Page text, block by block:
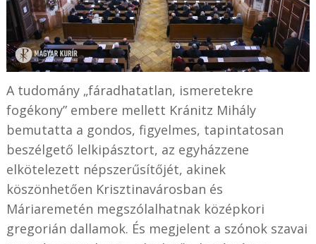
A tudomány „fáradhatatlan, ismeretekre
fogékony” embere mellett Kránitz Mihály
bemutatta a gondos, figyelmes, tapintatosan
beszélgető lelkipásztort, az egyházzene
elkötelezett népszerűsítőjét, akinek
köszönhetően Krisztinavárosban és
Máriaremetén megszólalhatnak középkori
gregorián dallamok. És megjelent a szónok szavai